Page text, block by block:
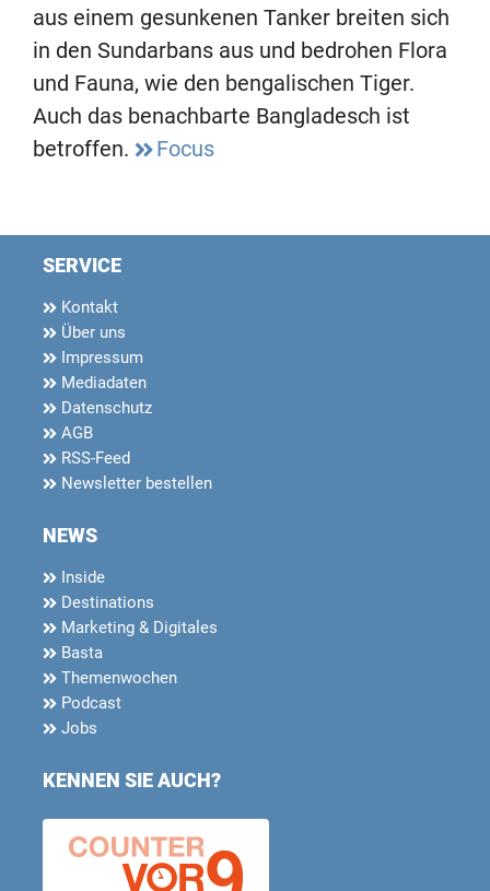
aus einem gesunkenen Tanker breiten sich
in den Sundarbans aus und bedrohen Flora
und Fauna, wie den bengalischen Tiger.
Auch das benachbarte Bangladesch ist
betroffen.
Focus
SERVICE
Kontakt
Über uns
Impressum
Mediadaten
Datenschutz
AGB
RSS-Feed
Newsletter bestellen
NEWS
Inside
Destinations
Marketing & Digitales
Basta
Themenwochen
Podcast
Jobs
KENNEN SIE AUCH?